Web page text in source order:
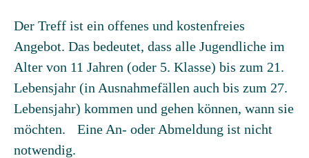
Der Treff ist ein offenes und kostenfreies
Angebot. Das bedeutet, dass alle Jugendliche im
Alter von 11 Jahren (oder 5. Klasse) bis zum 21.
Lebensjahr (in Ausnahmefällen auch bis zum 27.
Lebensjahr) kommen und gehen können, wann sie
möchten. Eine An- oder Abmeldung ist nicht
notwendig.